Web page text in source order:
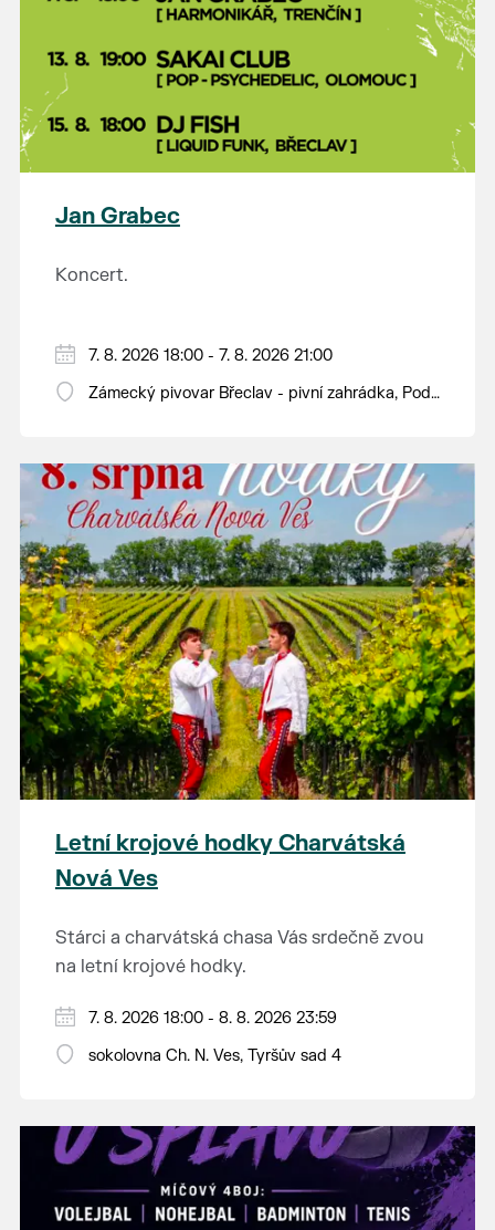
Jan Grabec
Koncert.
7. 8. 2026 18:00 - 7. 8. 2026 21:00
Zámecký pivovar Břeclav - pivní zahrádka, Pod
Letní krojové hodky Charvátská
Nová Ves
Stárci a charvátská chasa Vás srdečně zvou
na letní krojové hodky.
PÁTEK 7. srpna
18:00 - ruční stavění máje
14:00 - krojový průvod pro stárky od
hostince “U Buvola”
16:00 - odpolední zábava na sokolovně
21:00 - večerní zábava
7. 8. 2026 18:00 - 8. 8. 2026 23:59
sokolovna Ch. N. Ves, Tyršův sad 4